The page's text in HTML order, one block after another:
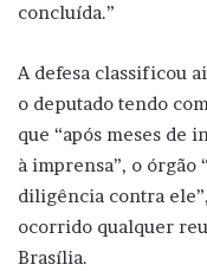
concluída.”
A defesa classificou
o deputado tendo
que “após meses de
à imprensa”, o órgão
diligência contra
ocorrido qualquer
Brasília.